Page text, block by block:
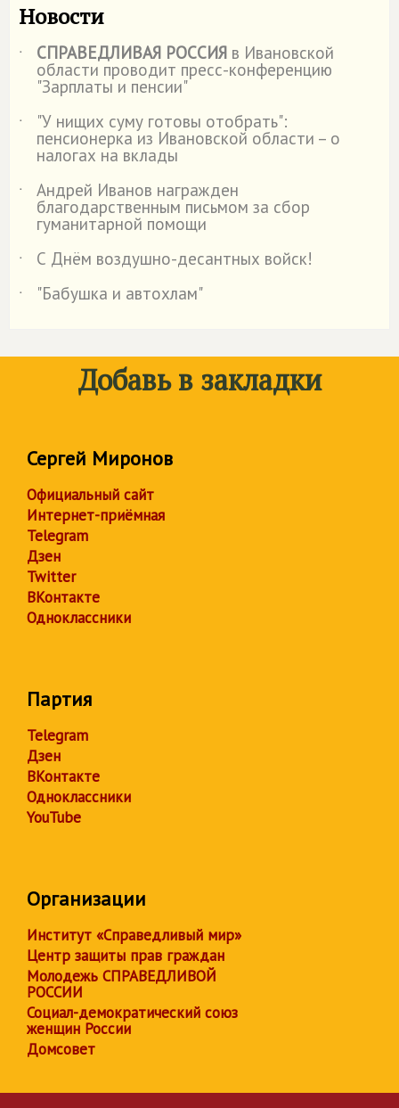
Новости
˙ СПРАВЕДЛИВАЯ РОССИЯ в Ивановской
области проводит пресс-конференцию
"Зарплаты и пенсии"
˙
"У нищих суму готовы отобрать":
пенсионерка из Ивановской области – о
налогах на вклады
˙
Андрей Иванов награжден
благодарственным письмом за сбор
гуманитарной помощи
˙
С Днём воздушно-десантных войск!
˙
"Бабушка и автохлам"
Добавь в закладки
Сергей Миронов
Официальный сайт
Интернет-приёмная
Telegram
Дзен
Twitter
ВКонтакте
Одноклассники
Партия
Telegram
Дзен
ВКонтакте
Одноклассники
YouTube
Организации
Институт «Справедливый мир»
Центр защиты прав граждан
Молодежь СПРАВЕДЛИВОЙ
РОССИИ
Социал-демократический союз
женщин России
Домсовет